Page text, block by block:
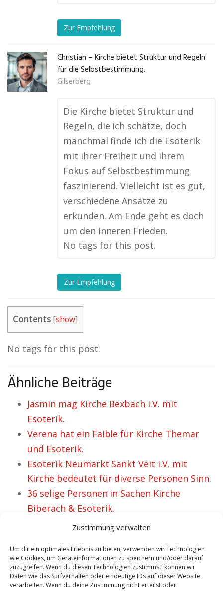
Zustimmung verwalten
Um dir ein optimales Erlebnis zu bieten, verwenden wir Technologien
wie Cookies, um Geräteinformationen zu speichern und/oder darauf
zuzugreifen. Wenn du diesen Technologien zustimmst, können wir
Daten wie das Surfverhalten oder eindeutige IDs auf dieser Website
verarbeiten. Wenn du deine Zustimmung nicht erteilst oder
Zur Empfehlung
Christian – Kirche bietet Struktur und Regeln
für die Selbstbestimmung.
Gilserberg
Die Kirche bietet Struktur und
Regeln, die ich schätze, doch
manchmal finde ich die Esoterik
mit ihrer Freiheit und ihrem
Fokus auf Selbstbestimmung
faszinierend. Vielleicht ist es gut,
verschiedene Ansätze zu
erkunden. Am Ende geht es doch
um den inneren Frieden.
No tags for this post.
Zur Empfehlung
Contents [show]
No tags for this post.
Ähnliche Beiträge
Jasmin mag Kirche Bexbach i.V. mit
Esoterik.
Verena hat ein Faible für Kirche Themar
und Esoterik.
Esoterik Neumarkt Sankt Veit i.V. mit
Kirche bedeutet für diverse Personen Sinn.
36 selige Personen in Sachen Kirche
Biberach & Esoterik.
Bianca ist affin für Kirche Großschirma &
VORHERIGER ARTIKEL NÄCHSTER ARTIKEL